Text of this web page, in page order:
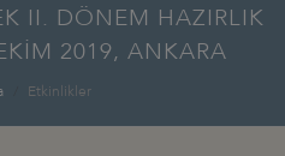
II. DÖNEM HAZIRLIK
2019, ANKARA
Etkinlikler